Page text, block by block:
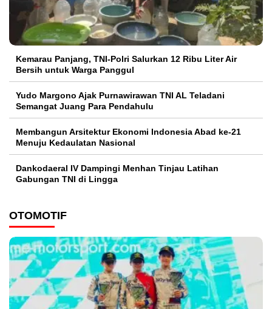
Kemarau Panjang, TNI-Polri Salurkan 12 Ribu Liter Air
Bersih untuk Warga Panggul
Yudo Margono Ajak Purnawirawan TNI AL Teladani
Semangat Juang Para Pendahulu
Membangun Arsitektur Ekonomi Indonesia Abad ke-21
Menuju Kedaulatan Nasional
Dankodaeral IV Dampingi Menhan Tinjau Latihan
Gabungan TNI di Lingga
OTOMOTIF